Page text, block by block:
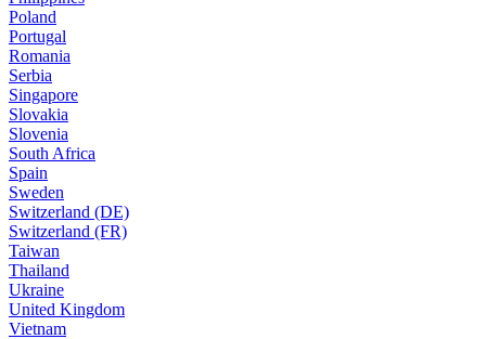
Poland
Portugal
Romania
Serbia
Singapore
Slovakia
Slovenia
South Africa
Spain
Sweden
Switzerland (DE)
Switzerland (FR)
Taiwan
Thailand
Ukraine
United Kingdom
Vietnam